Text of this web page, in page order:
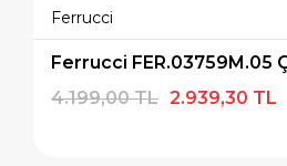
Ferrucci
2.939,30 TL
4.199,00 TL